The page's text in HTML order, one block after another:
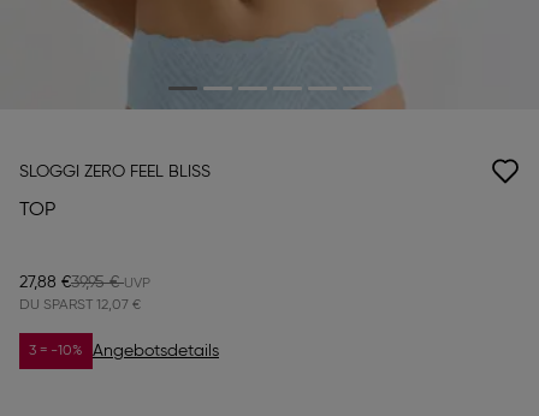
SLOGGI ZERO FEEL BLISS
TOP
27,88 €39,95 €
DU SPARST 12,07 €
3 = -10% Angebotsdetails